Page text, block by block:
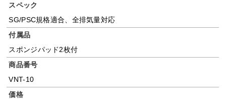
スペック
SG/PSC規格適合、全排気量対応
付属品
スポンジパッド2枚付
商品番号
VNT-10
価格